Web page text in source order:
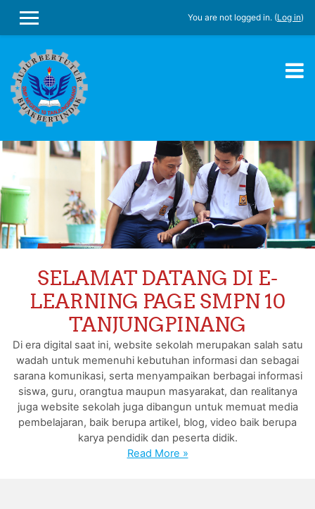
SIDE PANEL
You are not logged in. (Log in)
SELAMAT DATANG DI E-
LEARNING PAGE SMPN 10
TANJUNGPINANG
Di era digital saat ini, website sekolah merupakan salah satu
wadah untuk memenuhi kebutuhan informasi dan sebagai
sarana komunikasi, serta menyampaikan berbagai informasi
siswa, guru, orangtua maupun masyarakat, dan realitanya
juga website sekolah juga dibangun untuk memuat media
pembelajaran, baik berupa artikel, blog, video baik berupa
karya pendidik dan peserta didik.
Read More »